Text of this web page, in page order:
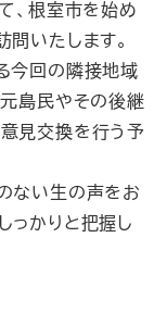
、根室市を始め
いたします。
今回の隣接地域
元島民やその後継
見交換を行う予
ない生の声をお
っかりと把握し